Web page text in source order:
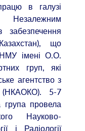
в галузі
Незалежним
забезпечення
що
НМУ імені О.О.
груп, які
агентство з
(НКАОКО). 5-7
група провела
Науково-
і Радіології